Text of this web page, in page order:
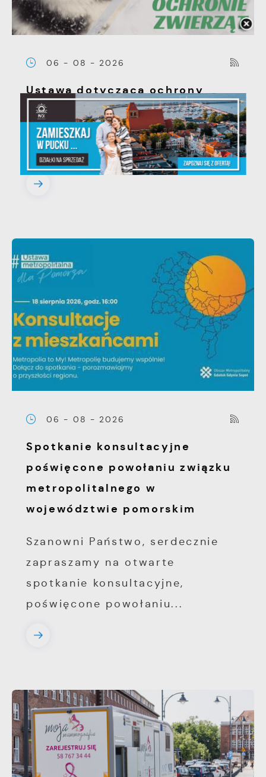
06 - 08 - 2026
Ustawa dotycząca ochrony
zwięrząt w zakresie utrzymania
psów i kotów - zmiany w
przepisach.
06 - 08 - 2026
Spotkanie konsultacyjne
poświęcone powołaniu związku
metropolitalnego w
województwie pomorskim
Szanowni Państwo, serdecznie
zapraszamy na otwarte
spotkanie konsultacyjne,
poświęcone powołaniu...